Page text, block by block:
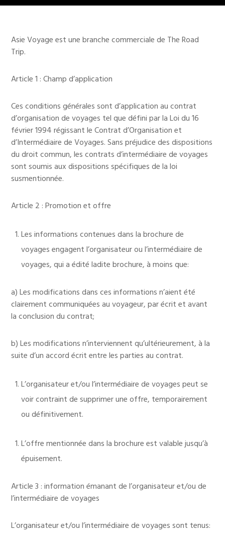
Asie Voyage est une branche commerciale de The Road
Trip.
Article 1 : Champ d’application
Ces conditions générales sont d’application au contrat
d’organisation de voyages tel que défini par la Loi du 16
février 1994 régissant le Contrat d’Organisation et
d’Intermédiaire de Voyages. Sans préjudice des dispositions
du droit commun, les contrats d’intermédiaire de voyages
sont soumis aux dispositions spécifiques de la loi
susmentionnée.
Article 2 : Promotion et offre
Les informations contenues dans la brochure de
voyages engagent l’organisateur ou l’intermédiaire de
voyages, qui a édité ladite brochure, à moins que:
a) Les modifications dans ces informations n’aient été
clairement communiquées au voyageur, par écrit et avant
la conclusion du contrat;
b) Les modifications n’interviennent qu’ultérieurement, à la
suite d’un accord écrit entre les parties au contrat.
L’organisateur et/ou l’intermédiaire de voyages peut se
voir contraint de supprimer une offre, temporairement
ou définitivement.
L’offre mentionnée dans la brochure est valable jusqu’à
épuisement.
Article 3 : information émanant de l’organisateur et/ou de
l’intermédiaire de voyages
L’organisateur et/ou l’intermédiaire de voyages sont tenus: